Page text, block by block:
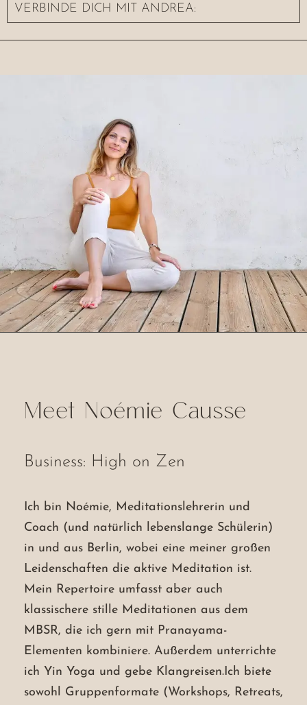
VERBINDE DICH MIT ANDREA:
Meet Noémie Causse
Business: High on Zen
Ich bin Noémie, Meditationslehrerin und
Coach (und natürlich lebenslange Schülerin)
in und aus Berlin, wobei eine meiner großen
Leidenschaften die aktive Meditation ist.
Mein Repertoire umfasst aber auch
klassischere stille Meditationen aus dem
MBSR, die ich gern mit Pranayama-
Elementen kombiniere. Außerdem unterrichte
ich Yin Yoga und gebe Klangreisen. Ich biete
sowohl Gruppenformate (Workshops, Retreats,